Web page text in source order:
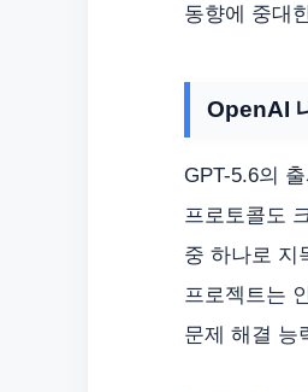
동향에 중대
OpenAI
GPT-5.6의
프로토콜도
중 하나로 지
프로젝트는
문제 해결 능